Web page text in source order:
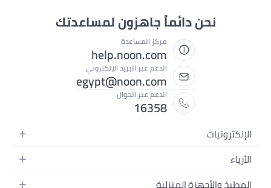
نحن دائماً جاهزون لمساعدتك
مركز المساعدة
help.noon.com
الدعم عبر البريد الإلكتروني
egypt@noon.com
الدعم عبر الجوال
16358
الإلكترونيات
الهواتف المتحركة
الأزياء
أزياء نسائية